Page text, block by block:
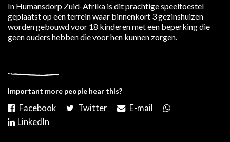
In Humansdorp Zuid-Afrika is dit prachtige speeltoestel
geplaatst op een terrein waar binnenkort 3 gezinshuizen
worden gebouwd voor 18 kinderen met een beperking die
geen ouders hebben die voor hen kunnen zorgen.
Important more people hear this?